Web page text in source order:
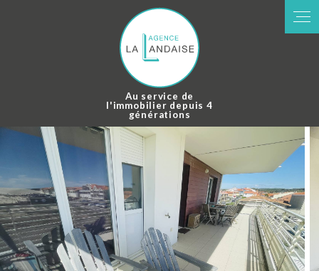
Au service de
l'immobilier depuis 4
générations
Panneau de gestion des cookies